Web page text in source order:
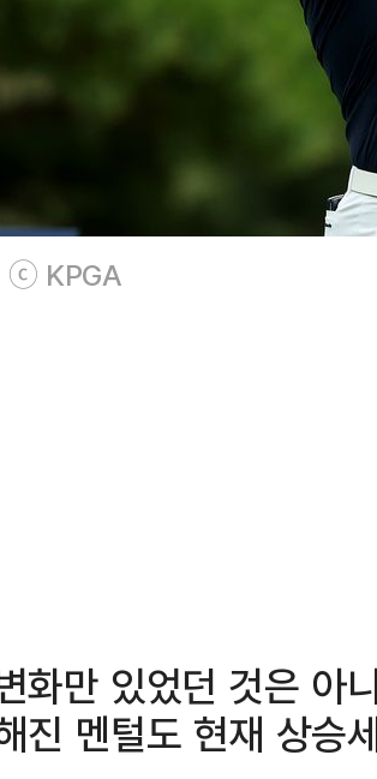
ⓒ KPGA
화만 있었던 것은 아
진 멘털도 현재 상승